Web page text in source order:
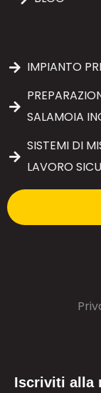
IMPIANTO
SALAMOIA
SISTEMI DI
LAVORO
Iscriviti alla